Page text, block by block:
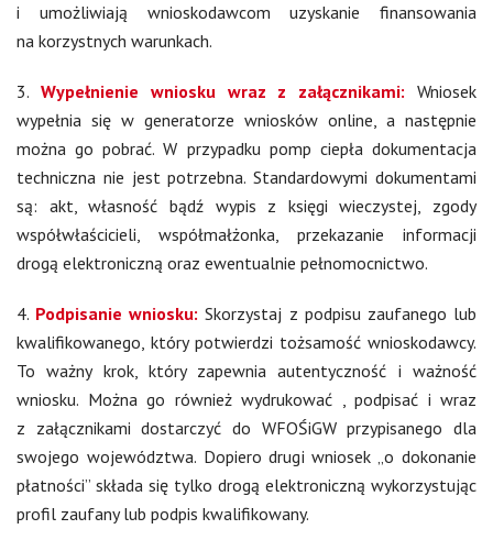
i umożliwiają wnioskodawcom uzyskanie finansowania
na korzystnych warunkach.
3. Wypełnienie wniosku wraz z załącznikami: Wniosek
wypełnia się w generatorze wniosków online, a następnie
można go pobrać. W przypadku pomp ciepła dokumentacja
techniczna nie jest potrzebna. Standardowymi dokumentami
są: akt, własność bądź wypis z księgi wieczystej, zgody
współwłaścicieli, współmałżonka, przekazanie informacji
drogą elektroniczną oraz ewentualnie pełnomocnictwo.
4. Podpisanie wniosku: Skorzystaj z podpisu zaufanego lub
kwalifikowanego, który potwierdzi tożsamość wnioskodawcy.
To ważny krok, który zapewnia autentyczność i ważność
wniosku. Można go również wydrukować , podpisać i wraz
z załącznikami dostarczyć do WFOŚiGW przypisanego dla
swojego województwa. Dopiero drugi wniosek „o dokonanie
płatności” składa się tylko drogą elektroniczną wykorzystując
profil zaufany lub podpis kwalifikowany.